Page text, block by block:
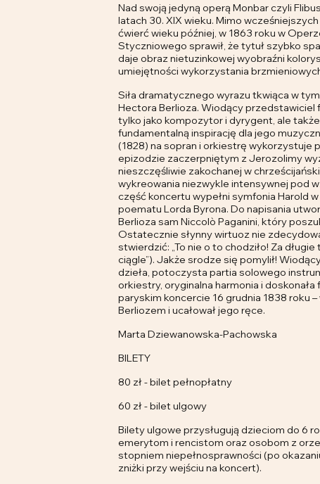
Nad swoją jedyną operą Monbar czyli
latach 30. XIX wieku. Mimo
ćwierć wieku później, w 1863 roku w
Styczniowego sprawił, że tytuł szybko
daje obraz nietuzinkowej wyobraźni
umiejętności wykorzystania
Siła dramatycznego wyrazu tkwiąca w
Hectora Berlioza. Wiodący przedstawiciel
tylko jako kompozytor i dyrygent, ale
fundamentalną inspirację dla jego
(1828) na sopran i orkiestrę wykorzystuje
epizodzie zaczerpniętym z Jerozolimy
nieszczęśliwie zakochanej w
wykreowania niezwykle intensywnej pod
część koncertu wypełni symfonia Harold
poematu Lorda Byrona. Do napisania
Berlioza sam Niccolò Paganini, który
Ostatecznie słynny wirtuoz nie
stwierdzić: „To nie o to chodziło! Za
ciągle”). Jakże srodze się pomylił!
dzieła, potoczysta partia solowego
orkiestry, oryginalna harmonia i
paryskim koncercie 16 grudnia 1838 roku
Berliozem i ucałował jego ręce.
Marta Dziewanowska-Pachowska
BILETY
80 zł - bilet pełnopłatny
60 zł - bilet ulgowy
Bilety ulgowe przysługują dzieciom do 6
emerytom i rencistom oraz osobom z
stopniem niepełnosprawności (po
zniżki przy wejściu na koncert).